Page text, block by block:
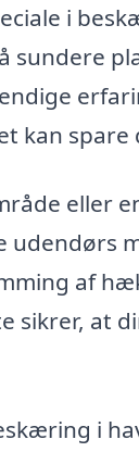
i
sundere
kan
eller
af
at
i